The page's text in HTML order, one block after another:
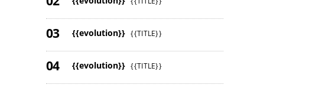
{{evolution}} {{TITLE}}
{{evolution}} {{TITLE}}